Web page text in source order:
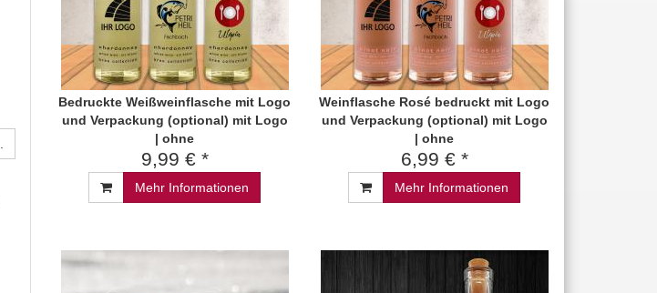
Bedruckte Weißweinflasche mit Logo
und Verpackung (optional) mit Logo
| ohne
9,99 € *
Mehr Informationen
Weinflasche Rosé bedruckt mit Logo
und Verpackung (optional) mit Logo
| ohne
6,99 € *
Mehr Informationen